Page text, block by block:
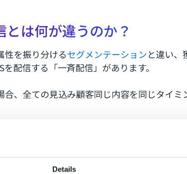
Details
とは何が違うのか？
性を振り分けるセグメンテーションと違い、
を配信する「一斉配信」があります。
合、全ての見込み顧客同じ内容を同じタイミ
機能追加